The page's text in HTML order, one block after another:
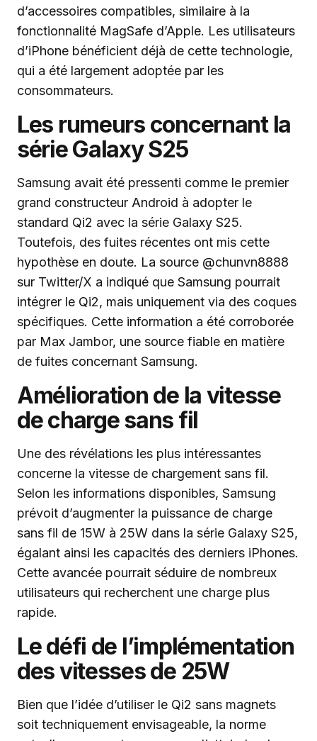
d’accessoires compatibles, similaire à la
fonctionnalité MagSafe d’Apple. Les utilisateurs
d’iPhone bénéficient déjà de cette technologie,
qui a été largement adoptée par les
consommateurs.
Les rumeurs concernant la
série Galaxy S25
Samsung avait été pressenti comme le premier
grand constructeur Android à adopter le
standard Qi2 avec la série Galaxy S25.
Toutefois, des fuites récentes ont mis cette
hypothèse en doute. La source @chunvn8888
sur Twitter/X a indiqué que Samsung pourrait
intégrer le Qi2, mais uniquement via des coques
spécifiques. Cette information a été corroborée
par Max Jambor, une source fiable en matière
de fuites concernant Samsung.
Amélioration de la vitesse
de charge sans fil
Une des révélations les plus intéressantes
concerne la vitesse de chargement sans fil.
Selon les informations disponibles, Samsung
prévoit d’augmenter la puissance de charge
sans fil de 15W à 25W dans la série Galaxy S25,
égalant ainsi les capacités des derniers iPhones.
Cette avancée pourrait séduire de nombreux
utilisateurs qui recherchent une charge plus
rapide.
Le défi de l’implémentation
des vitesses de 25W
Bien que l’idée d’utiliser le Qi2 sans magnets
soit techniquement envisageable, la norme